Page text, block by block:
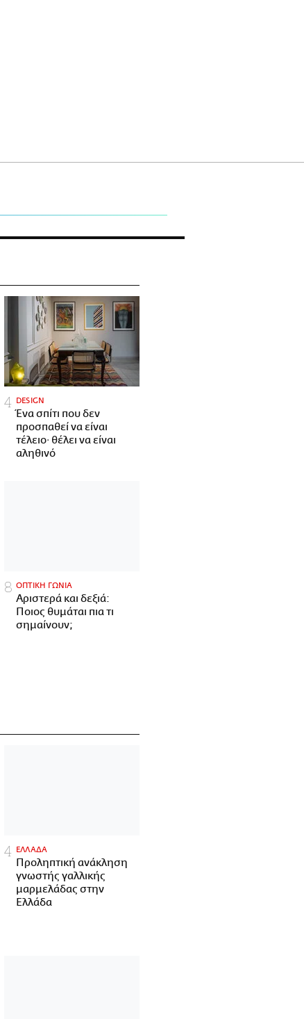
DESIGN
Ένα σπίτι που δεν
προσπαθεί να είναι
τέλειο· θέλει να είναι
αληθινό
ΟΠΤΙΚΗ ΓΩΝΙΑ
Αριστερά και δεξιά:
Ποιος θυμάται πια τι
σημαίνουν;
ΕΛΛΑΔΑ
Προληπτική ανάκληση
γνωστής γαλλικής
μαρμελάδας στην
Ελλάδα